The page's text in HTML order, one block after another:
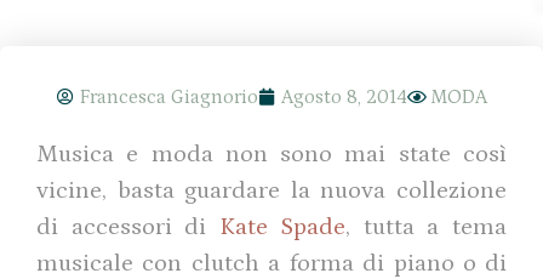
Francesca Giagnorio Agosto 8, 2014 MODA
Musica e moda non sono mai state così
vicine, basta guardare la nuova collezione
di accessori di Kate Spade, tutta a tema
musicale con clutch a forma di piano o di